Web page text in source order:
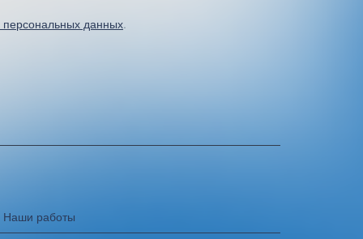
персональных данных.
Наши работы